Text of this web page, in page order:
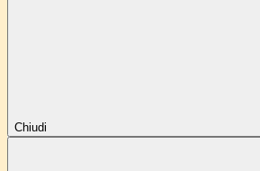
Chiudi